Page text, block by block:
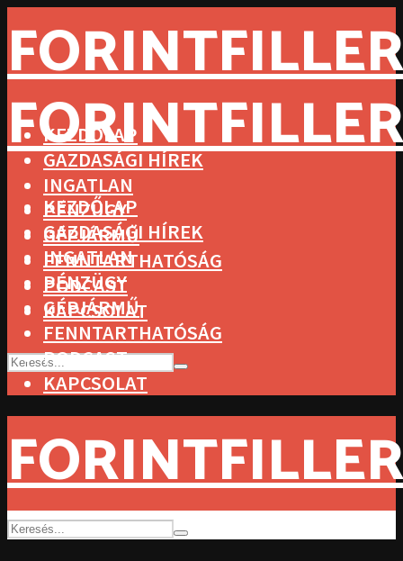
KEZDŐLAP
GAZDASÁGI HÍREK
INGATLAN
PÉNZÜGY
GÉPJÁRMŰ
FENNTARTHATÓSÁG
PODCAST
KAPCSOLAT
KEZDŐLAP
GAZDASÁGI HÍREK
INGATLAN
PÉNZÜGY
GÉPJÁRMŰ
FENNTARTHATÓSÁG
PODCAST
KAPCSOLAT